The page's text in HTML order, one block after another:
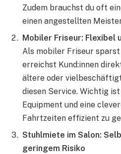
Zudem brauchst du oft
einen angestellten
Mobiler Friseur: Flexibel
Als mobiler Friseur
erreichst Kund:innen
ältere oder
diesen Service. Wichtig
Equipment und eine
Fahrtzeiten effizient zu
Stuhlmiete im Salon:
geringem Risiko